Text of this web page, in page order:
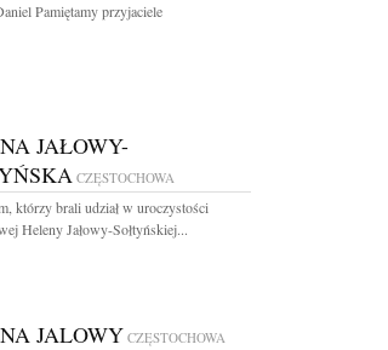
Pamiętamy przyjaciele
JAŁOWY-
CZĘSTOCHOWA
którzy brali udział w uroczystości
Heleny Jałowy-Sołtyńskiej...
JALOWYCZĘSTOCHOWA